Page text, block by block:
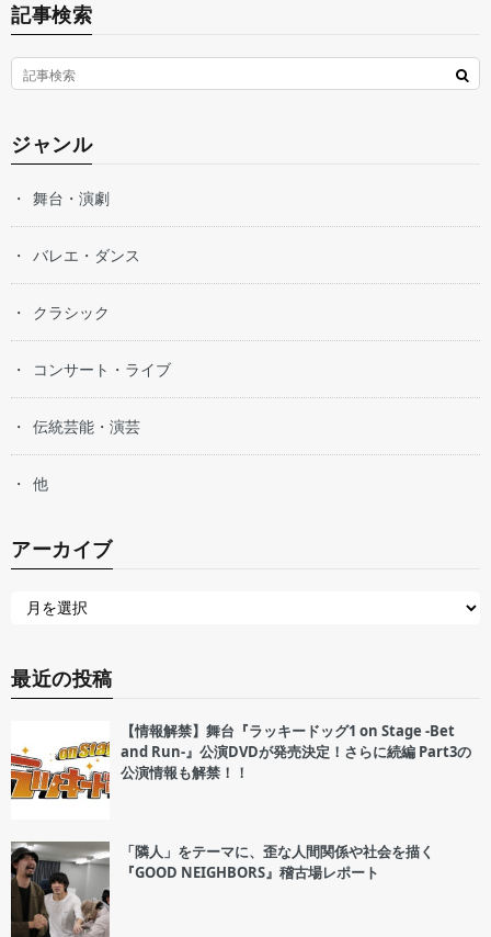
記事検索
ジャンル
舞台・演劇
バレエ・ダンス
クラシック
コンサート・ライブ
伝統芸能・演芸
他
アーカイブ
最近の投稿
【情報解禁】舞台『ラッキードッグ1 on Stage -Bet
and Run-』公演DVDが発売決定！さらに続編 Part3の
公演情報も解禁！！
「隣人」をテーマに、歪な人間関係や社会を描く
『GOOD NEIGHBORS』稽古場レポート